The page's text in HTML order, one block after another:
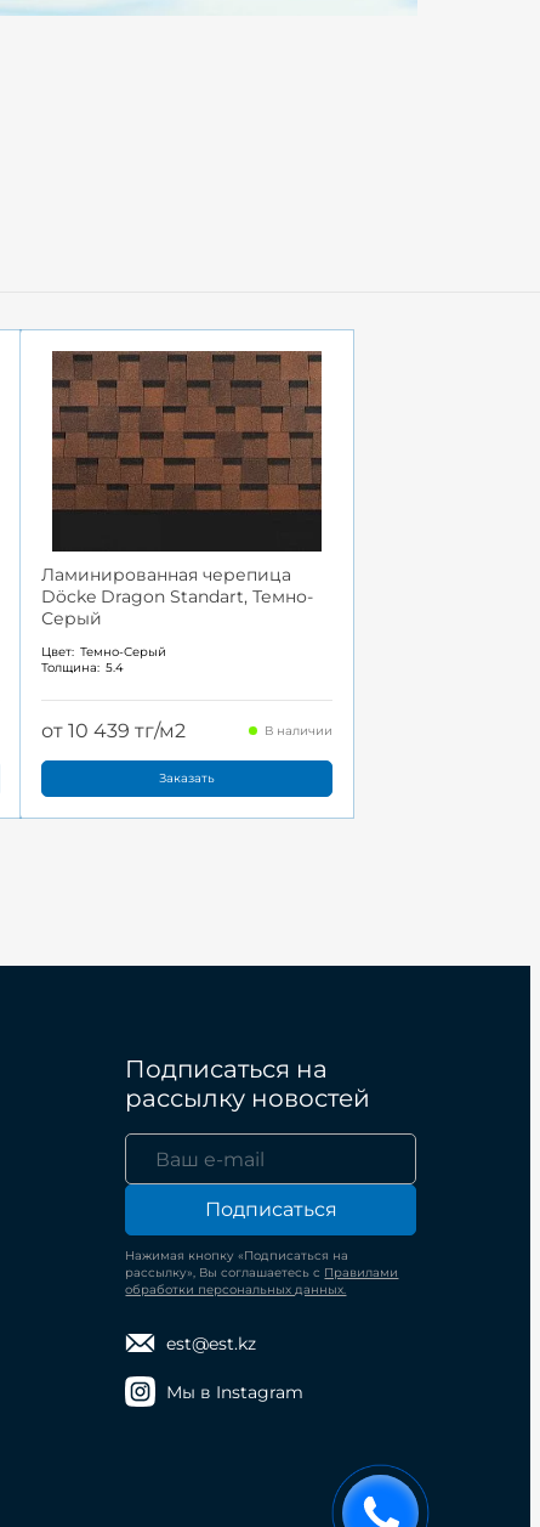
Ламинированная черепица
Döcke Dragon Standart, Темно-
Серый
Цвет: Темно-Серый
Толщина: 5.4
от 10 439 тг/м2 В наличии
Заказать
Подписаться на
рассылку новостей
Подписаться
Нажимая кнопку «Подписаться на
рассылку», Вы соглашаетесь с Правилами
обработки персональных данных.
est@est.kz
Мы в Instagram